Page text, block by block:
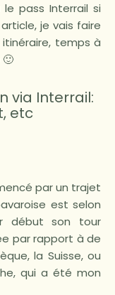
pass Interrail si
je vais faire
temps à
via Interrail:
etc
par un trajet
est selon
début son tour
par rapport à de
la Suisse, ou
qui a été mon